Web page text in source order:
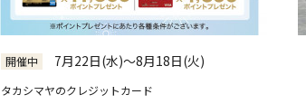
開催中 7月22日(水)～8月18日(火)
タカシマヤのクレジットカード